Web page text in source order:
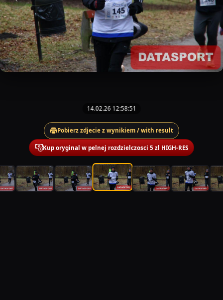
14.02.26 12:58:51
Pobierz zdjecie z wynikiem / with result
Kup oryginal w pelnej rozdzielczosci 5 zl HIGH-RES